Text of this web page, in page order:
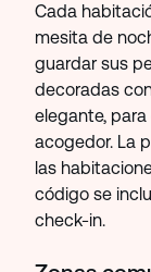
Cada
mesita de
guardar sus
decoradas
elegante,
acogedor. La
las
código se
check-in.